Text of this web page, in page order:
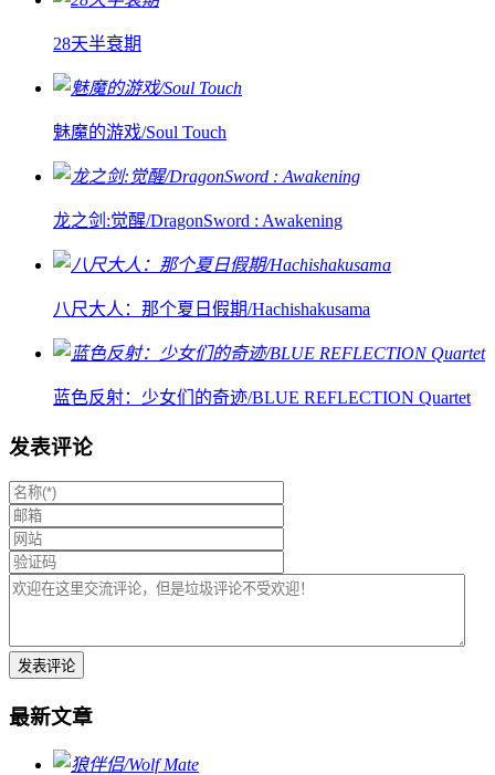
28天半衰期
魅魔的游戏/Soul Touch
龙之剑:觉醒/DragonSword : Awakening
八尺大人：那个夏日假期/Hachishakusama
蓝色反射：少女们的奇迹/BLUE REFLECTION Quartet
发表评论
最新文章